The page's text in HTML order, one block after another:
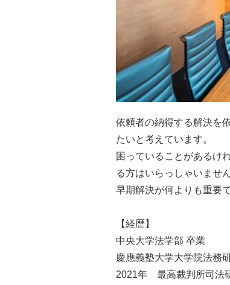
依頼者の納得する解決を
たいと考えています。
困っていることがあるけ
る方はいらっしゃいません
早期解決が何よりも重要
【経歴】
中央大学法学部 卒業
慶應義塾大学大学院法務
2021年 最高裁判所司法